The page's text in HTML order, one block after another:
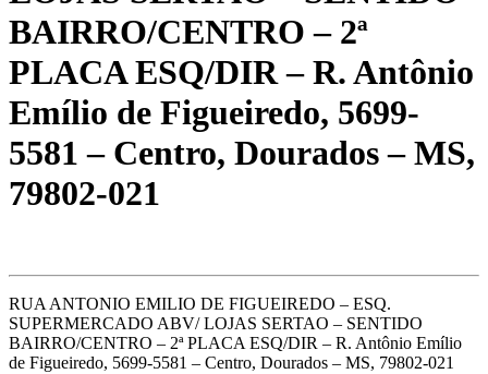
BAIRRO/CENTRO – 2ª
PLACA ESQ/DIR – R. Antônio
Emílio de Figueiredo, 5699-
5581 – Centro, Dourados – MS,
79802-021
RUA ANTONIO EMILIO DE FIGUEIREDO – ESQ.
SUPERMERCADO ABV/ LOJAS SERTAO – SENTIDO
BAIRRO/CENTRO – 2ª PLACA ESQ/DIR – R. Antônio Emílio
de Figueiredo, 5699-5581 – Centro, Dourados – MS, 79802-021